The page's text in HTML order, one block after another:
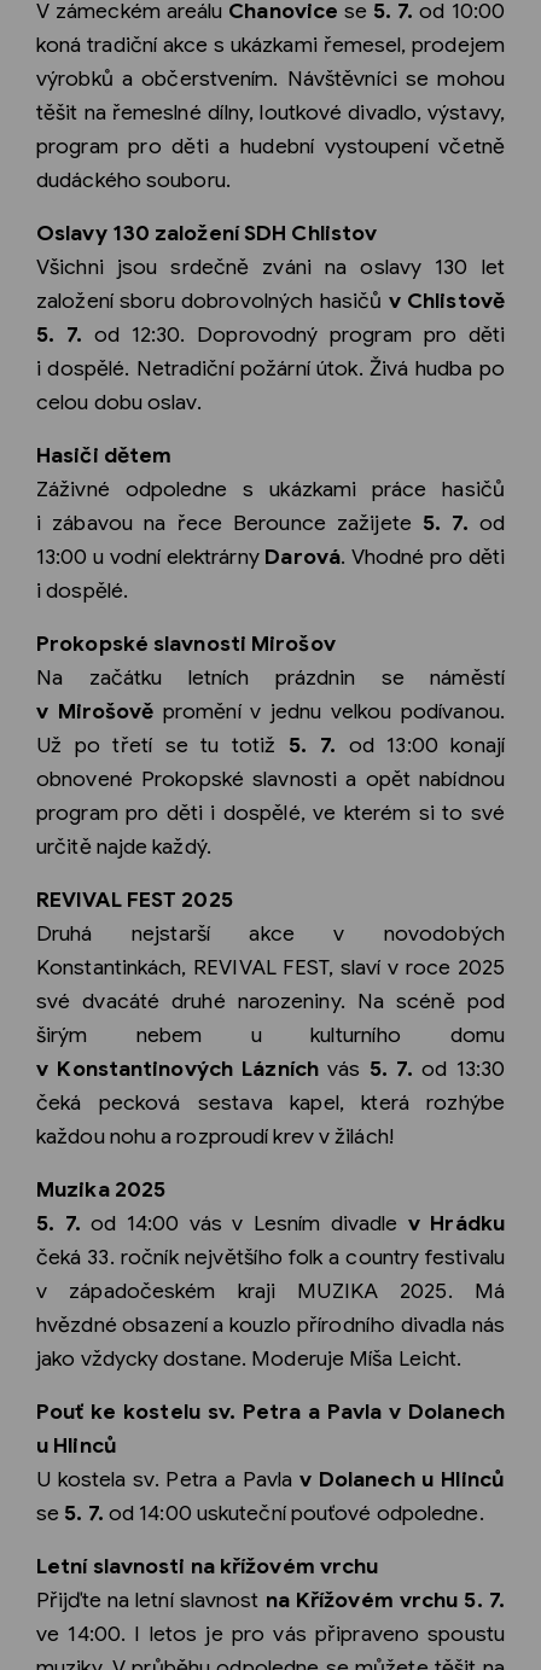
V zámeckém areálu Chanovice se 5. 7. od 10:00
koná tradiční akce s ukázkami řemesel, prodejem
výrobků a občerstvením. Návštěvníci se mohou
těšit na řemeslné dílny, loutkové divadlo, výstavy,
program pro děti a hudební vystoupení včetně
dudáckého souboru.
Oslavy 130 založení SDH Chlistov
Všichni jsou srdečně zváni na oslavy 130 let
založení sboru dobrovolných hasičů v Chlistově
5. 7. od 12:30. Doprovodný program pro děti
i dospělé. Netradiční požární útok. Živá hudba po
celou dobu oslav.
Hasiči dětem
Záživné odpoledne s ukázkami práce hasičů
i zábavou na řece Berounce zažijete 5. 7. od
13:00 u vodní elektrárny Darová. Vhodné pro děti
i dospělé.
Prokopské slavnosti Mirošov
Na začátku letních prázdnin se náměstí
v Mirošově promění v jednu velkou podívanou.
Už po třetí se tu totiž 5. 7. od 13:00 konají
obnovené Prokopské slavnosti a opět nabídnou
program pro děti i dospělé, ve kterém si to své
určitě najde každý.
REVIVAL FEST 2025
Druhá nejstarší akce v novodobých
Konstantinkách, REVIVAL FEST, slaví v roce 2025
své dvacáté druhé narozeniny. Na scéně pod
širým nebem u kulturního domu
v Konstantinových Lázníchvás 5. 7. od 13:30
čeká pecková sestava kapel, která rozhýbe
každou nohu a rozproudí krev v žilách!
Muzika 2025
5. 7. od 14:00 vás v Lesním divadle v Hrádku
čeká 33. ročník největšího folk a country festivalu
v západočeském kraji MUZIKA 2025. Má
hvězdné obsazení a kouzlo přírodního divadla nás
jako vždycky dostane. Moderuje Míša Leicht.
Pouť ke kostelu sv. Petra a Pavla v Dolanech
u Hlinců
U kostela sv. Petra a Pavla v Dolanech u Hlinců
se 5. 7. od 14:00 uskuteční pouťové odpoledne.
Letní slavnosti na křížovém vrchu
Přijďte na letní slavnost na Křížovém vrchu 5. 7.
ve 14:00. I letos je pro vás připraveno spoustu